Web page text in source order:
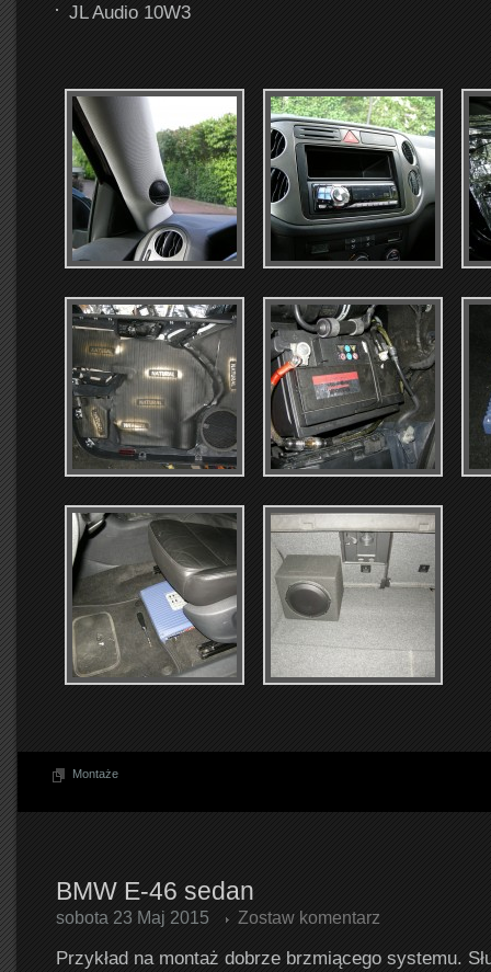
JL Audio 10W3
Montaże
BMW E-46 sedan
sobota 23 Maj 2015 Zostaw komentarz
Przykład na montaż dobrze brzmiącego systemu.